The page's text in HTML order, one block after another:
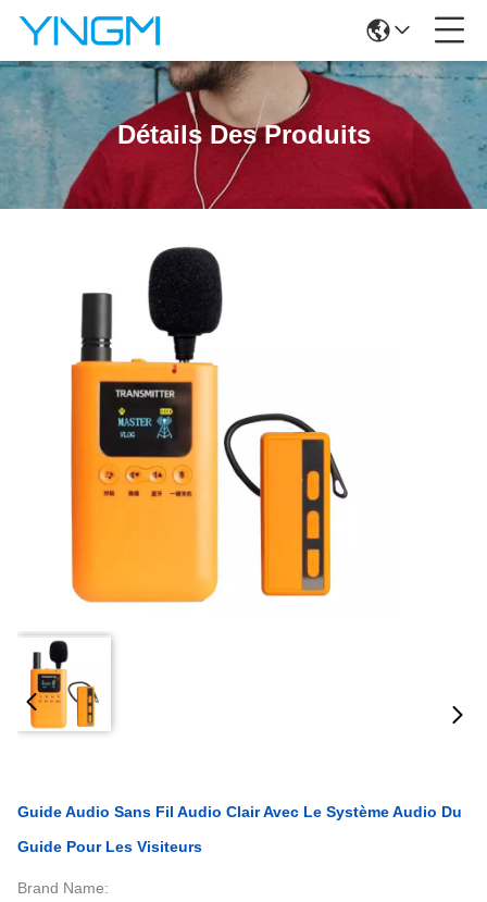
Détails Des Produits
Guide Audio Sans Fil Audio Clair Avec Le Système Audio Du
Guide Pour Les Visiteurs
Brand Name: